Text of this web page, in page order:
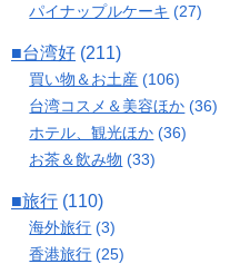
パイナップルケーキ (27)
■台湾好 (211)
買い物＆お土産 (106)
台湾コスメ＆美容ほか (36)
ホテル、観光ほか (36)
お茶＆飲み物 (33)
■旅行 (110)
海外旅行 (3)
香港旅行 (25)